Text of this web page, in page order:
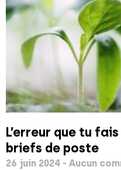
L’erreur que tu
briefs de poste
26 juin 2024 Aucun